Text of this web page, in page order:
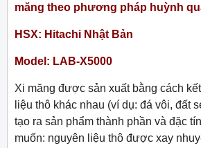
măng theo phương pháp huỳnh
HSX: Hitachi Nhật Bản
Model: LAB-X5000
Xi măng được sản xuất bằng cách
liệu thô khác nhau (ví dụ: đá vôi, đất
tạo ra sản phẩm thành phần và đặc
muốn: nguyên liệu thô được xay